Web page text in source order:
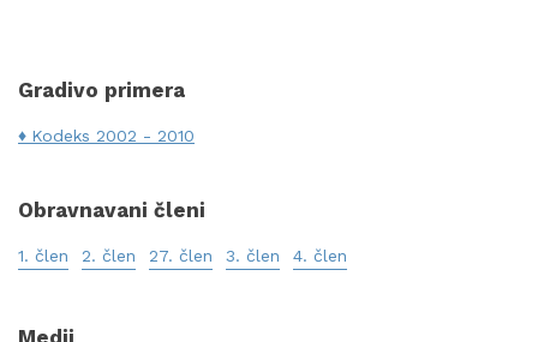
Gradivo primera
Kodeks 2002 - 2010
Obravnavani členi
1. člen 2. člen 27. člen 3. člen 4. člen
Medij